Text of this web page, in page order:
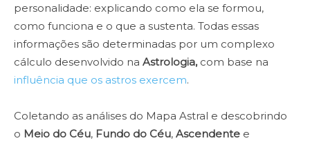
personalidade: explicando como ela se formou,
como funciona e o que a sustenta. Todas essas
informações são determinadas por um complexo
cálculo desenvolvido na Astrologia, com base na
influência que os astros exercem.
Coletando as análises do Mapa Astral e descobrindo
o Meio do Céu, Fundo do Céu, Ascendente e